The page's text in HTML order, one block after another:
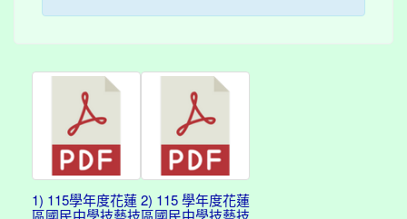
1) 115學年度花蓮
區國民中學技藝技
2) 115 學年度花蓮
區國民中學技藝技